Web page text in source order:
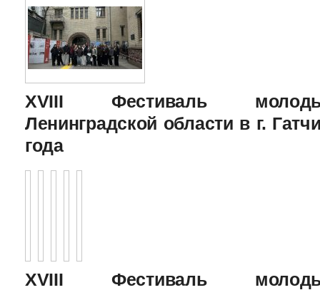
XVIII Фестиваль
Ленинградской области в г.
года
XVIII Фестиваль